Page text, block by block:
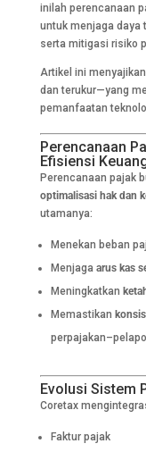
inilah perencanaan
untuk menjaga daya
serta mitigasi risiko
Artikel ini
dan terukur—yang
pemanfaatan
Perencanaan
Efisiensi
Perencanaan pajak
optimalisasi hak dan
utamanya:
Menekan beban
Menjaga arus kas
Meningkatkan
Memastikan
Evolusi Sistem
Coretax
Faktur pajak